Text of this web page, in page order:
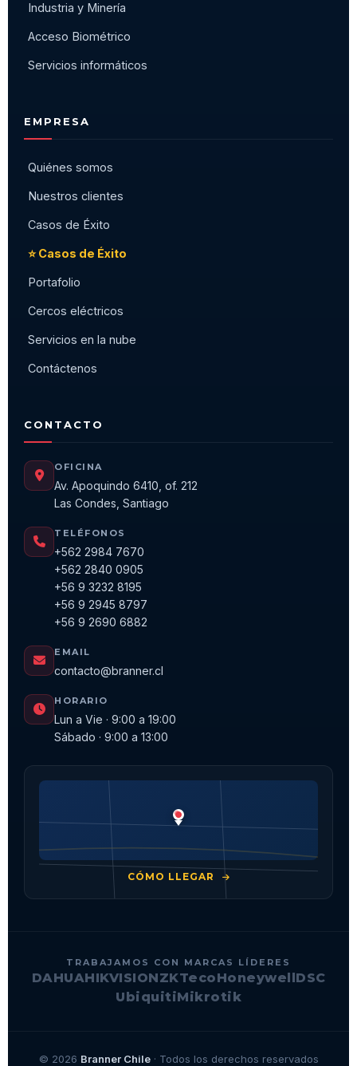
Industria y Minería
Acceso Biométrico
Servicios informáticos
EMPRESA
Quiénes somos
Nuestros clientes
Casos de Éxito
⭐ Casos de Éxito
Portafolio
Cercos eléctricos
Servicios en la nube
Contáctenos
CONTACTO
OFICINA
Av. Apoquindo 6410, of. 212
Las Condes, Santiago
TELÉFONOS
+562 2984 7670
+562 2840 0905
+56 9 3232 8195
+56 9 2945 8797
+56 9 2690 6882
EMAIL
contacto@branner.cl
HORARIO
Lun a Vie · 9:00 a 19:00
Sábado · 9:00 a 13:00
CÓMO LLEGAR
TRABAJAMOS CON MARCAS LÍDERES
DAHUAHIKVISIONZKTecoHoneywellDSC
UbiquitiMikrotik
© 2026 Branner Chile· Todos los derechos reservados